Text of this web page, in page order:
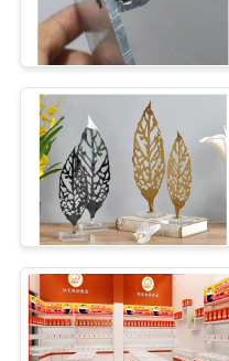
PRIVACY
POLICY
ক্রীড়া